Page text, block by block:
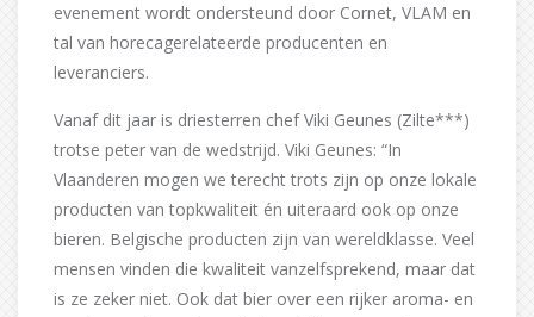
evenement wordt ondersteund door Cornet, VLAM en
tal van horecagerelateerde producenten en
leveranciers.
Vanaf dit jaar is driesterren chef Viki Geunes (Zilte***)
trotse peter van de wedstrijd. Viki Geunes: “In
Vlaanderen mogen we terecht trots zijn op onze lokale
producten van topkwaliteit én uiteraard ook op onze
bieren. Belgische producten zijn van wereldklasse. Veel
mensen vinden die kwaliteit vanzelfsprekend, maar dat
is ze zeker niet. Ook dat bier over een rijker aroma- en